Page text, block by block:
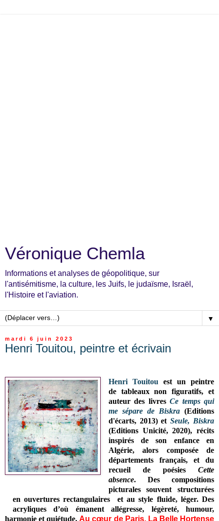
Véronique Chemla
Informations et analyses de géopolitique, sur
l'antisémitisme, la culture, les Juifs, le judaïsme, Israël,
l'Histoire et l'aviation.
▼
mardi 6 juin 2023
Henri Touitou, peintre et écrivain
Henri Touitou est un peintre
detableaux non figuratifs, et
auteur des livresCe temps qui
me sépare de Biskra(Editions
d'écarts, 2013) etSeule, Biskra
(Editions Unicité, 2020), récits
inspirés de son enfance en
Algérie, alors composée de
départements français, et du
recueil de poésies Cette
absence. Des compositions
picturales souvent structurées
en ouvertures rectangulaires et au style fluide, léger. Des
acryliques d’où émanent allégresse, légèreté, humour,
harmonie et quiétude.Au cœur de Paris, La Belle Hortense